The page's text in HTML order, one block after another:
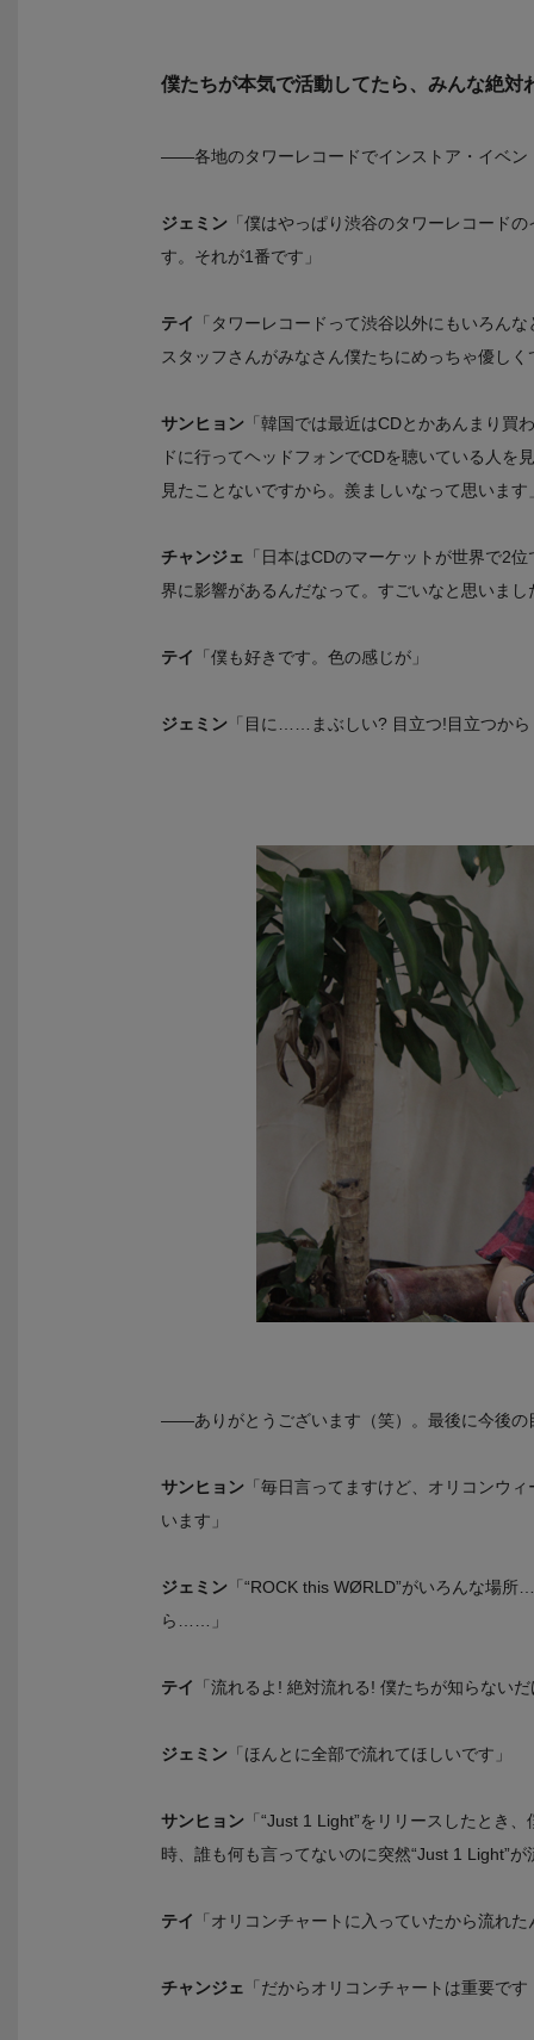
僕たちが本気で活動してたら、みんな絶対
――各地のタワーレコードでインストア・イベン
ジェミン 「僕はやっぱり渋谷のタワーレコード
す。それが1番です」
テイ
「タワーレコードって渋谷以外にもいろん
スタッフさんがみなさん僕たちにめっちゃ優し
サンヒョン 「韓国では最近はCDとかあんまり
ドに行ってヘッドフォンでCDを聴いている人を
見たことないですから。羨ましいなって思います
チャンジェ
「日本はCDのマーケットが世界で2
界に影響があるんだなって。すごいなと思いま
テイ 「僕も好きです。色の感じが」
ジェミン 「目に……まぶしい? 目立つ!目立つから
――ありがとうございます（笑）。最後に今後の
サンヒョン 「毎日言ってますけど、オリコンウ
います」
ジェミン 「“ROCK this WØRLD”がいろんな場
ら……」
テイ 「流れるよ! 絶対流れる! 僕たちが知らない
ジェミン 「ほんとに全部で流れてほしいです」
サンヒョン 「“Just 1 Light”をリリースしたとき
時、誰も何も言ってないのに突然“Just 1 Light”
テイ 「オリコンチャートに入っていたから流れ
チャンジェ 「だからオリコンチャートは重要で